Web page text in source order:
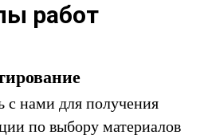
работ
с нами для получения
по выбору материалов